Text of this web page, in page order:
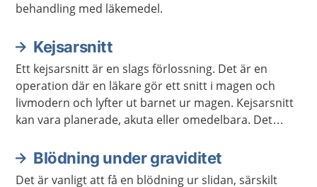
behandling med läkemedel.
Kejsarsnitt
Ett kejsarsnitt är en slags förlossning. Det är en
operation där en läkare gör ett snitt i magen och
livmodern och lyfter ut barnet ur magen. Kejsarsnitt
kan vara planerade, akuta eller omedelbara. Det
finns olika anledningar till att det blir kejsarsnitt.
Blödning under graviditet
Det är vanligt att få en blödning ur slidan, särskilt